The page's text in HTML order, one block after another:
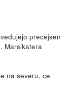
precejsen
Marsikatera
na severu, ce